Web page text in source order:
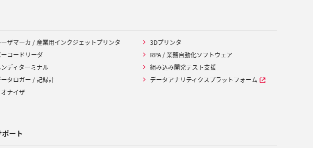
ーザマーカ / 産業用インクジェットプリンタ
ーコードリーダ
ンディターミナル
ータロガー / 記録計
オナイザ
3Dプリンタ
RPA / 業務自動化ソフトウェア
組み込み開発テスト支援
データアナリティクスプラットフォーム
ポート